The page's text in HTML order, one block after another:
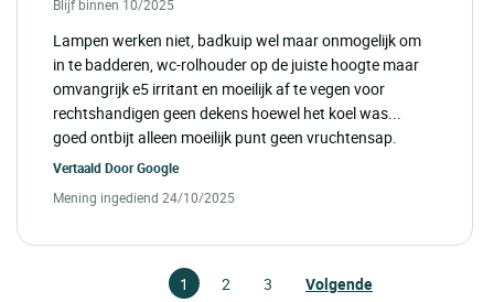
Blijf binnen 10/2025
Lampen werken niet, badkuip wel maar onmogelijk om
in te badderen, wc-rolhouder op de juiste hoogte maar
omvangrijk e5 irritant en moeilijk af te vegen voor
rechtshandigen geen dekens hoewel het koel was...
goed ontbijt alleen moeilijk punt geen vruchtensap.
Vertaald DoorGoogle
Mening ingediend 24/10/2025
1 2 3 Volgende